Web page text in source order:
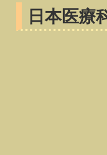
日本医療